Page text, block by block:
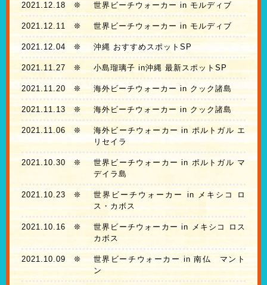
2021.12.18 ❊ 世界ビーチウォーカー in モルディブ
2021.12.11 ❊ 世界ビーチウォーカー in モルディブ
2021.12.04 ❊ 沖縄 おすすめスポットSP
2021.11.27 ❊ 小島瑠璃子 in沖縄 最新スポットSP
2021.11.20❊ 海外ビーチウォーカー in クック諸島
2021.11.13 ❊ 海外ビーチウォーカー in クック諸島
2021.11.06 ❊
海外ビーチウォーカー in ポルトガル エ
リセイラ
2021.10.30 ❊
世界ビーチウォーカー in ポルトガル マ
デイラ島
2021.10.23 ❊
世界ビーチウォーカー in メキシコ ロ
ス・カボス
2021.10.16 ❊
世界ビーチウォーカー in メキシコ ロス
カボス
2021.10.09❊
世界ビーチウォーカー in 南仏 マント
ン